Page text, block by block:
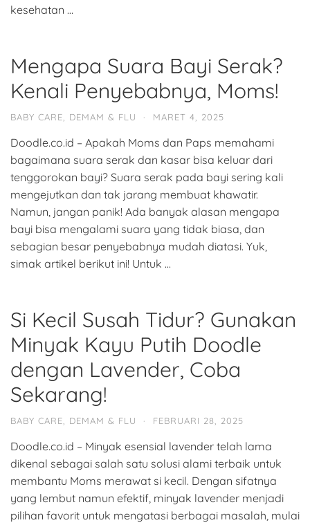
kesehatan …
Mengapa Suara Bayi Serak?
Kenali Penyebabnya, Moms!
BABY CARE DEMAM & FLU · MARET 4, 2025
Doodle.co.id – Apakah Moms dan Paps memahami
bagaimana suara serak dan kasar bisa keluar dari
tenggorokan bayi? Suara serak pada bayi sering kali
mengejutkan dan tak jarang membuat khawatir.
Namun, jangan panik! Ada banyak alasan mengapa
bayi bisa mengalami suara yang tidak biasa, dan
sebagian besar penyebabnya mudah diatasi. Yuk,
simak artikel berikut ini! Untuk …
Si Kecil Susah Tidur? Gunakan
Minyak Kayu Putih Doodle
dengan Lavender, Coba
Sekarang!
BABY CARE DEMAM & FLU · FEBRUARI 28, 2025
Doodle.co.id – Minyak esensial lavender telah lama
dikenal sebagai salah satu solusi alami terbaik untuk
membantu Moms merawat si kecil. Dengan sifatnya
yang lembut namun efektif, minyak lavender menjadi
pilihan favorit untuk mengatasi berbagai masalah, mulai